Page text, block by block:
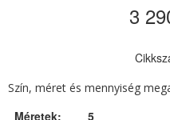
3
Szín, méret és mennyiség
Méretek:
5